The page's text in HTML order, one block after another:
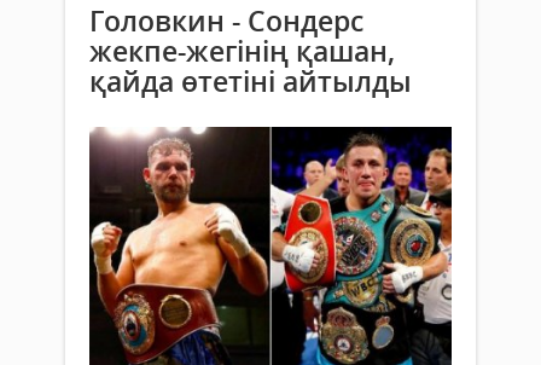
Головкин - Сондерс
жекпе-жегінің қашан,
қайда өтетіні айтылды